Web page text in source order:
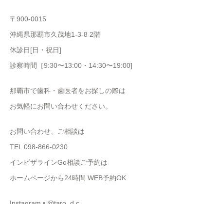
〒900-0015
沖縄県那覇市久茂地1-3-8 2階
休診日[日・祝日]
診察時間［9:30〜13:00・14:30〜19:00]
那覇市で歯科・歯医者をお探しの際は
お気軽にお問い合わせください。
お問い合わせ、ご相談は
TEL 098-866-0230
インビザラインGo相談ご予約は
ホームページから24時間 WEB予約OK